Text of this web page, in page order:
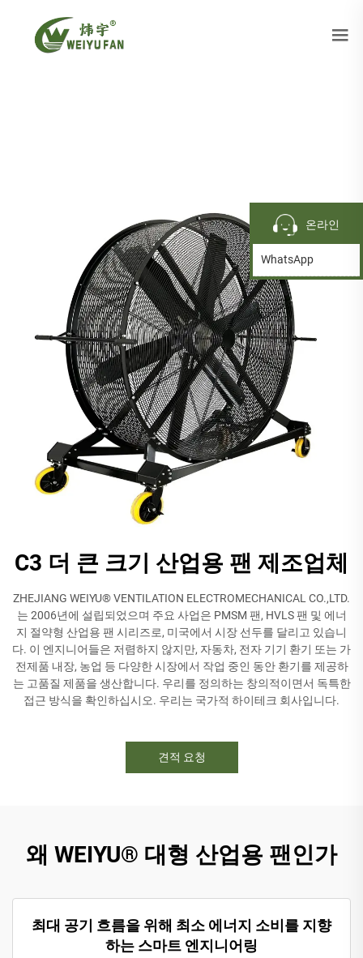
C3 더 큰 크기 산업용 팬 제조업체
ZHEJIANG WEIYU® VENTILATION ELECTROMECHANICAL CO.,LTD.
는 2006년에 설립되었으며 주요 사업은 PMSM 팬, HVLS 팬 및 에너
지 절약형 산업용 팬 시리즈로, 미국에서 시장 선두를 달리고 있습니
다. 이 엔지니어들은 저렴하지 않지만, 자동차, 전자 기기 환기 또는 가
전제품 내장, 농업 등 다양한 시장에서 작업 중인 동안 환기를 제공하
는 고품질 제품을 생산합니다. 우리를 정의하는 창의적이면서 독특한
접근 방식을 확인하십시오. 우리는 국가적 하이테크 회사입니다.
견적 요청
왜 WEIYU® 대형 산업용 팬인가
최대 공기 흐름을 위해 최소 에너지 소비를 지향
하는 스마트 엔지니어링
온라인
WhatsApp